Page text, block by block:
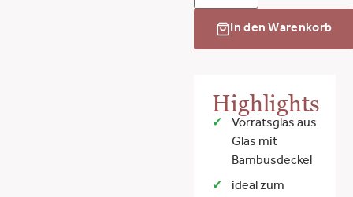
In den Warenkorb
Highlights
Vorratsglas aus
Glas mit
Bambusdeckel
ideal zum